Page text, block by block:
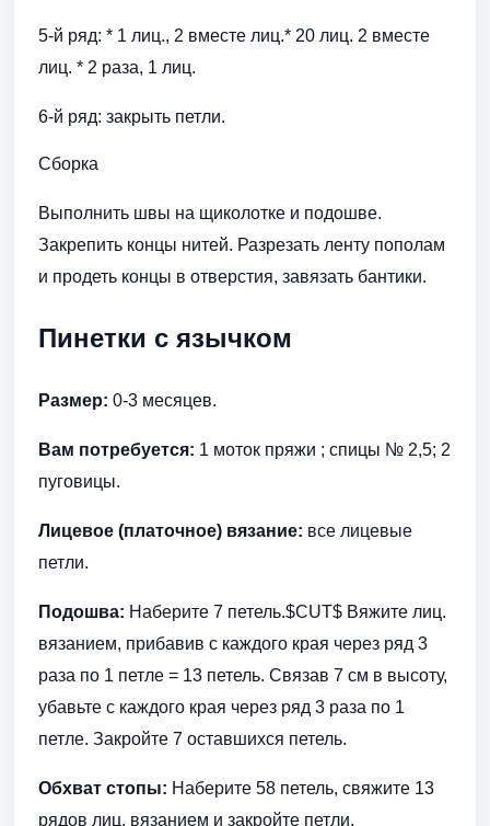
5-й ряд: * 1 лиц., 2 вместе лиц.* 20 лиц. 2 вместе
лиц. * 2 раза, 1 лиц.
6-й ряд: закрыть петли.
Сборка
Выполнить швы на щиколотке и подошве.
Закрепить концы нитей. Разрезать ленту пополам
и продеть концы в отверстия, завязать бантики.
Пинетки с язычком
Размер: 0-3 месяцев.
Вам потребуется: 1 моток пряжи ; спицы № 2,5; 2
пуговицы.
Лицевое (платочное) вязание: все лицевые
петли.
Подошва: Наберите 7 петель.$CUT$ Вяжите лиц.
вязанием, прибавив с каждого края через ряд 3
раза по 1 петле = 13 петель. Связав 7 см в высоту,
убавьте с каждого края через ряд 3 раза по 1
петле. Закройте 7 оставшихся петель.
Обхват стопы: Наберите 58 петель, свяжите 13
рядов лиц. вязанием и закройте петли.